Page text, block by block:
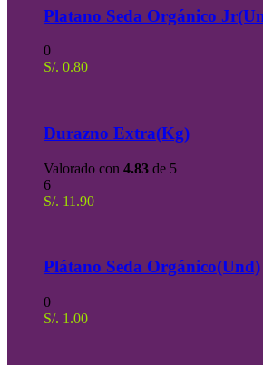
Platano Seda Orgánico
0
S/. 0.80
Durazno Extra(Kg)
Valorado con 4.83 de 5
6
S/. 11.90
Plátano Seda Orgánico(Und)
0
S/. 1.00